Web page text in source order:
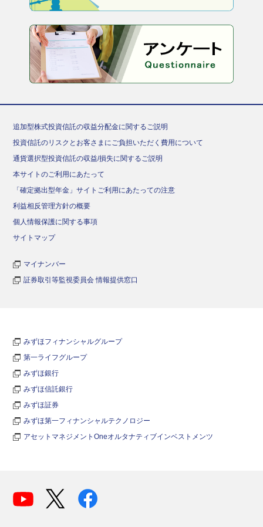
追加型株式投資信託の収益分配金に関するご説明
投資信託のリスクとお客さまにご負担いただく費用について
通貨選択型投資信託の収益/損失に関するご説明
本サイトのご利用にあたって
「確定拠出型年金」サイトご利用にあたっての注意
利益相反管理方針の概要
個人情報保護に関する事項
サイトマップ
マイナンバー
証券取引等監視委員会 情報提供窓口
みずほフィナンシャルグループ
第一ライフグループ
みずほ銀行
みずほ信託銀行
みずほ証券
みずほ第一フィナンシャルテクノロジー
アセットマネジメントOneオルタナティブインベストメンツ